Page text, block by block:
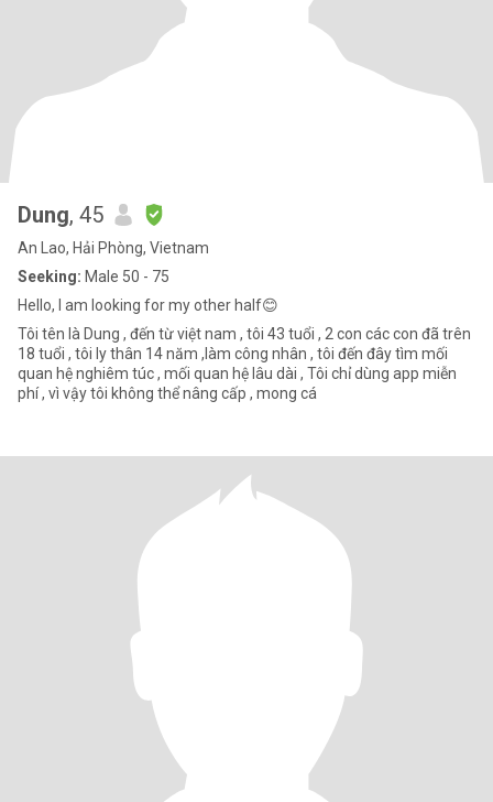
Dung, 45
An Lao, Hải Phòng, Vietnam
Seeking: Male 50 - 75
Hello, I am looking for my other half😊
Tôi tên là Dung , đến từ việt nam , tôi 43 tuổi , 2 con các con đã trên
18 tuổi , tôi ly thân 14 năm ,làm công nhân , tôi đến đây tìm mối
quan hệ nghiêm túc , mối quan hệ lâu dài , Tôi chỉ dùng app miễn
phí , vì vậy tôi không thể nâng cấp , mong cá